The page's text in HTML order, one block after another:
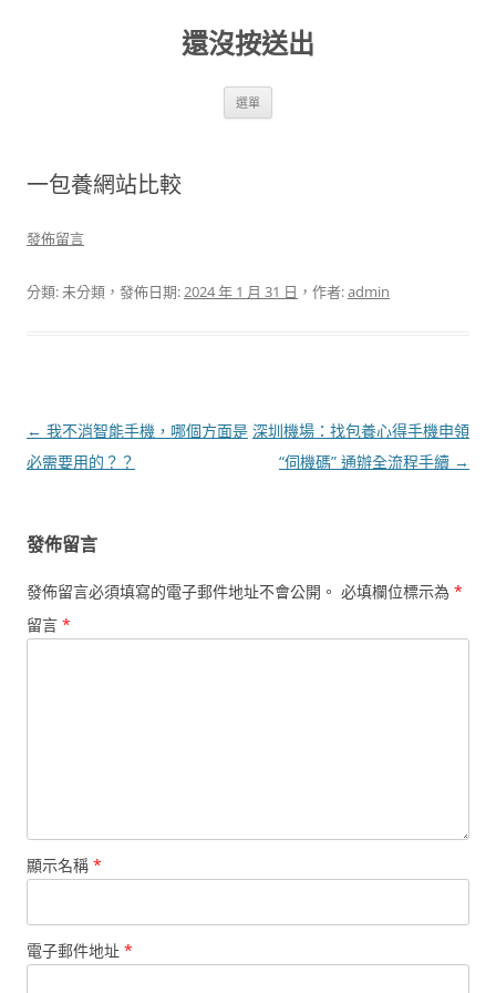
還沒按送出
選單
一包養網站比較
發佈留言
分類: 未分類，發佈日期:2024 年 1 月 31 日 ，作者:admin
文
章
← 我不消智能手機，哪個方面是
必需要用的？？
深圳機場：找包養心得手機申領
“伺機碼” 通辦全流程手續 →
發佈留言
發佈留言必須填寫的電子郵件地址不會公開。 必填欄位標示為 *
留言 *
顯示名稱 *
電子郵件地址 *